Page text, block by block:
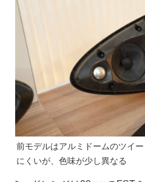
前モデルはアルミドームのツイ
にくいが、色味が少し異なる